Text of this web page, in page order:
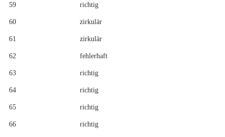
59 richtig
60 zirkulär
61 zirkulär
62 fehlerhaft
63 richtig
64 richtig
65 richtig
66 richtig